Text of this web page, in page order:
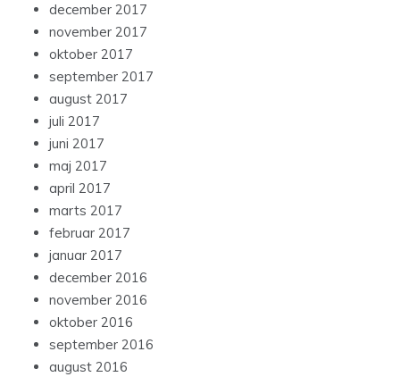
december 2017
november 2017
oktober 2017
september 2017
august 2017
juli 2017
juni 2017
maj 2017
april 2017
marts 2017
februar 2017
januar 2017
december 2016
november 2016
oktober 2016
september 2016
august 2016